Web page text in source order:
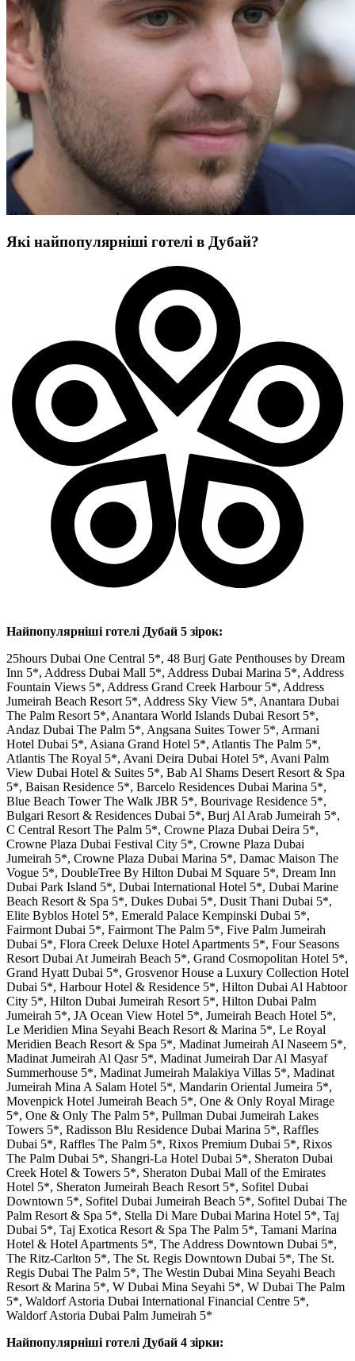
Які найпопулярніші готелі в Дубай?
Найпопулярніші готелі Дубай 5 зірок:
25hours Dubai One Central 5*, 48 Burj Gate Penthouses by Dream
Inn 5*, Address Dubai Mall 5*, Address Dubai Marina 5*, Address
Fountain Views 5*, Address Grand Creek Harbour 5*, Address
Jumeirah Beach Resort 5*, Address Sky View 5*, Anantara Dubai
The Palm Resort 5*, Anantara World Islands Dubai Resort 5*,
Andaz Dubai The Palm 5*, Angsana Suites Tower 5*, Armani
Hotel Dubai 5*, Asiana Grand Hotel 5*, Atlantis The Palm 5*,
Atlantis The Royal 5*, Avani Deira Dubai Hotel 5*, Avani Palm
View Dubai Hotel & Suites 5*, Bab Al Shams Desert Resort & Spa
5*, Baisan Residence 5*, Barcelo Residences Dubai Marina 5*,
Blue Beach Tower The Walk JBR 5*, Bourivage Residence 5*,
Bulgari Resort & Residences Dubai 5*, Burj Al Arab Jumeirah 5*,
C Central Resort The Palm 5*, Crowne Plaza Dubai Deira 5*,
Crowne Plaza Dubai Festival City 5*, Crowne Plaza Dubai
Jumeirah 5*, Crowne Plaza Dubai Marina 5*, Damac Maison The
Vogue 5*, DoubleTree By Hilton Dubai M Square 5*, Dream Inn
Dubai Park Island 5*, Dubai International Hotel 5*, Dubai Marine
Beach Resort & Spa 5*, Dukes Dubai 5*, Dusit Thani Dubai 5*,
Elite Byblos Hotel 5*, Emerald Palace Kempinski Dubai 5*,
Fairmont Dubai 5*, Fairmont The Palm 5*, Five Palm Jumeirah
Dubai 5*, Flora Creek Deluxe Hotel Apartments 5*, Four Seasons
Resort Dubai At Jumeirah Beach 5*, Grand Cosmopolitan Hotel 5*,
Grand Hyatt Dubai 5*, Grosvenor House a Luxury Collection Hotel
Dubai 5*, Harbour Hotel & Residence 5*, Hilton Dubai Al Habtoor
City 5*, Hilton Dubai Jumeirah Resort 5*, Hilton Dubai Palm
Jumeirah 5*, JA Ocean View Hotel 5*, Jumeirah Beach Hotel 5*,
Le Meridien Mina Seyahi Beach Resort & Marina 5*, Le Royal
Meridien Beach Resort & Spa 5*, Madinat Jumeirah Al Naseem 5*,
Madinat Jumeirah Al Qasr 5*, Madinat Jumeirah Dar Al Masyaf
Summerhouse 5*, Madinat Jumeirah Malakiya Villas 5*, Madinat
Jumeirah Mina A Salam Hotel 5*, Mandarin Oriental Jumeira 5*,
Movenpick Hotel Jumeirah Beach 5*, One & Only Royal Mirage
5*, One & Only The Palm 5*, Pullman Dubai Jumeirah Lakes
Towers 5*, Radisson Blu Residence Dubai Marina 5*, Raffles
Dubai 5*, Raffles The Palm 5*, Rixos Premium Dubai 5*, Rixos
The Palm Dubai 5*, Shangri-La Hotel Dubai 5*, Sheraton Dubai
Creek Hotel & Towers 5*, Sheraton Dubai Mall of the Emirates
Hotel 5*, Sheraton Jumeirah Beach Resort 5*, Sofitel Dubai
Downtown 5*, Sofitel Dubai Jumeirah Beach 5*, Sofitel Dubai The
Palm Resort & Spa 5*, Stella Di Mare Dubai Marina Hotel 5*, Taj
Dubai 5*, Taj Exotica Resort & Spa The Palm 5*, Tamani Marina
Hotel & Hotel Apartments 5*, The Address Downtown Dubai 5*,
The Ritz-Carlton 5*, The St. Regis Downtown Dubai 5*, The St.
Regis Dubai The Palm 5*, The Westin Dubai Mina Seyahi Beach
Resort & Marina 5*, W Dubai Mina Seyahi 5*, W Dubai The Palm
5*, Waldorf Astoria Dubai International Financial Centre 5*,
Waldorf Astoria Dubai Palm Jumeirah 5*
Найпопулярніші готелі Дубай 4 зірки: